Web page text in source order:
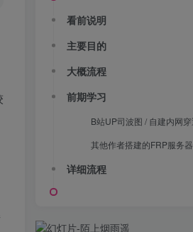
看前说明
主要目的
大概流程
前期学习
其他作者搭建的FRP服务器
详细流程